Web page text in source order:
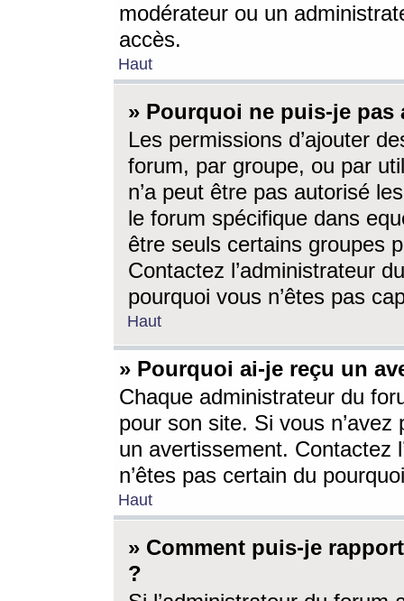
modérateur ou un
accès.
Haut
» Pourquoi ne puis-je
Les permissions d’ajouter
forum, par groupe, ou par
n’a peut être pas autorisé
le forum spécifique dans
être seuls certains groupes
Contactez l’administrateur
pourquoi vous n’êtes pas
Haut
» Pourquoi ai-je reçu un
Chaque administrateur du
pour son site. Si vous
un avertissement. Contactez
n’êtes pas certain du
Haut
» Comment puis-je
?